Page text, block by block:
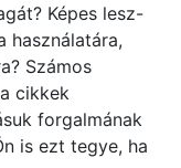
Képes lesz-
használatára,
Számos
cikkek
forgalmának
is ezt tegye, ha